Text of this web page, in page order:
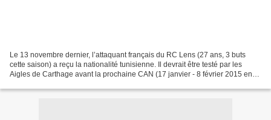
Le 13 novembre dernier, l’attaquant français du RC Lens (27 ans, 3 buts
cette saison) a reçu la nationalité tunisienne. Il devrait être testé par les
Aigles de Carthage avant la prochaine CAN (17 janvier - 8 février 2015 en